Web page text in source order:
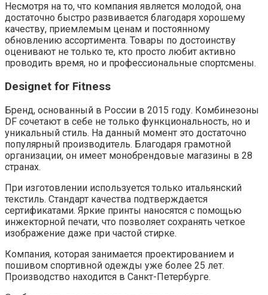
Несмотря на то, что компания является молодой, она
достаточно быстро развивается благодаря хорошему
качеству, приемлемым ценам и постоянному
обновлению ассортимента. Товары по достоинству
оценивают не только те, кто просто любит активно
проводить время, но и профессиональные спортсмены.
Designet for Fitness
Бренд, основанный в России в 2015 году. Комбинезоны
DF сочетают в себе не только функциональность, но и
уникальный стиль. На данный момент это достаточно
популярный производитель. Благодаря грамотной
организации, он имеет монобрендовые магазины в 28
странах.
При изготовлении используется только итальянский
текстиль. Стандарт качества подтверждается
сертификатами. Яркие принты наносятся с помощью
инжекторной печати, что позволяет сохранять четкое
изображение даже при частой стирке.
Компания, которая занимается проектированием и
пошивом спортивной одежды уже более 25 лет.
Производство находится в Санкт-Петербурге.